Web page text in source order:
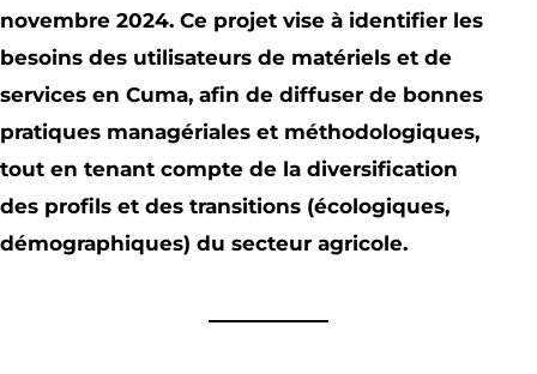
novembre 2024. Ce projet vise à identifier les
besoins des utilisateurs de matériels et de
services en Cuma, afin de diffuser de bonnes
pratiques managériales et méthodologiques,
tout en tenant compte de la diversification
des profils et des transitions (écologiques,
démographiques) du secteur agricole.